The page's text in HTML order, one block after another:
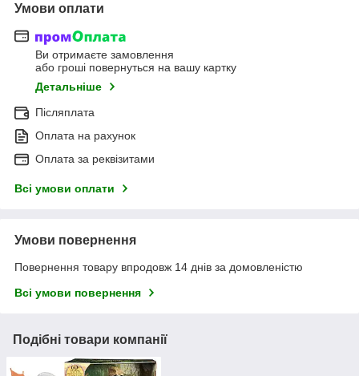
Умови оплати
Ви отримаєте замовлення
або гроші повернуться на вашу картку
Детальніше
Післяплата
Оплата на рахунок
Оплата за реквізитами
Всі умови оплати
Умови повернення
Повернення товару впродовж 14 днів за домовленістю
Всі умови повернення
Подібні товари компанії